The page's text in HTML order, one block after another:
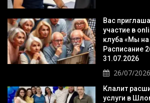
Вас
участие в
клуба «Мы на
Расписание
31.07.2026
26/07/2026
Клалит
услуги в